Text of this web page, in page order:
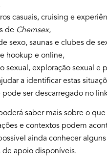
casuais, cruising e
de Chemsex,
sexo, saunas e clubes de
hookup e online,
sexual, exploração sexual e
a identificar estas
pode ser descarregado no
saber mais sobre o
e contextos podem
ainda conhecer
de apoio disponíveis.